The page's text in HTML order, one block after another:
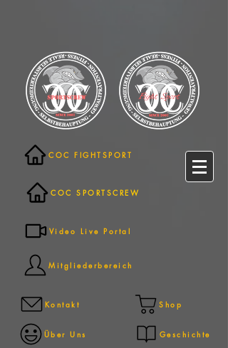
COC FIGHTSPORT
COC SPORTSCREW
Video Live Portal
Mitgliederbereich
Kontakt
Über Uns
Shop
Geschichte